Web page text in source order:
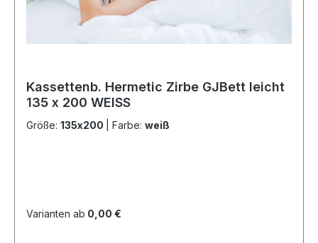
Kassettenb. Hermetic Zirbe GJBett leicht
135 x 200 WEISS
Größe: 135x200 Farbe: weiß
Varianten ab 0,00 €